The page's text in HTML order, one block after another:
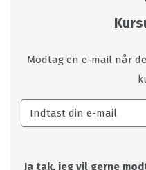
Modtag en e-mail når
Ja tak, jeg vil gerne